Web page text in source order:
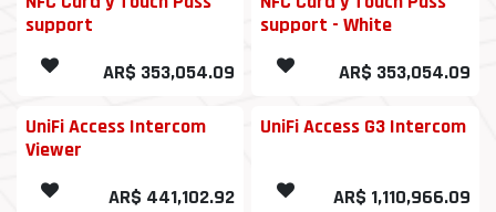
support
AR$ 353,054.09
support - White
AR$ 353,054.09
UniFi Access Intercom
Viewer
AR$ 441,102.92
UniFi Access G3 Intercom
AR$ 1,110,966.09